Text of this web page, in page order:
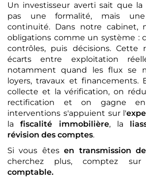
Un investisseur averti sait que
pas une formalité, mais
continuité. Dans notre cabinet,
obligations comme un système :
contrôles, puis décisions. Cette
écarts entre exploitation
notamment quand les flux se
loyers, travaux et financements.
collecte et la vérification, on
rectification et on gagne
interventions s'appuient sur l'
lafiscalité immobilière, la
révision des comptes.
Si vous êtesen transmission
cherchez plus, comptez
comptable.